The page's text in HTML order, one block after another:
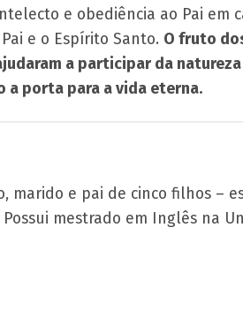
e obediência ao Pai em
e o Espírito Santo. O fruto
a participar da
a porta para a vida eterna.
marido e pai de cinco filhos –
Possui mestrado em Inglês na